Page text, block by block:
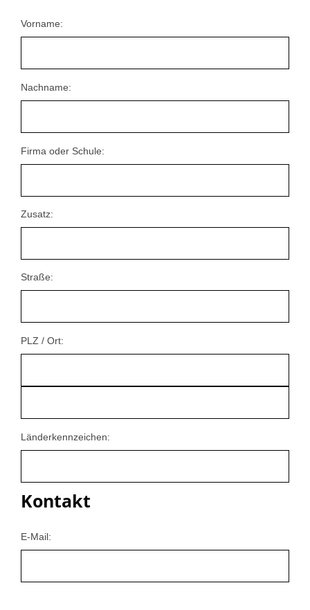
Vorname:
Nachname:
Firma oder Schule:
Zusatz:
Straße:
PLZ / Ort:
Länderkennzeichen:
Kontakt
E-Mail: